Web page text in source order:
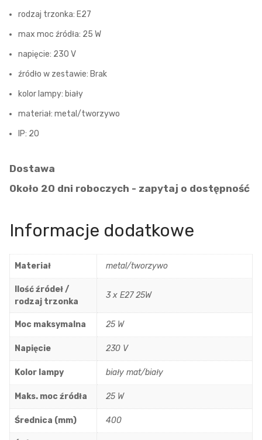
rodzaj trzonka: E27
max moc źródła: 25 W
napięcie: 230 V
źródło w zestawie: Brak
kolor lampy: biały
materiał: metal/tworzywo
IP: 20
Dostawa
Około 20 dni roboczych - zapytaj o dostępność
Informacje dodatkowe
Materiał metal/tworzywo
Ilość źródeł /
rodzaj trzonka
3 x E27 25W
Moc maksymalna 25 W
Napięcie 230 V
Kolor lampy biały mat/biały
Maks. moc źródła 25 W
Średnica (mm) 400